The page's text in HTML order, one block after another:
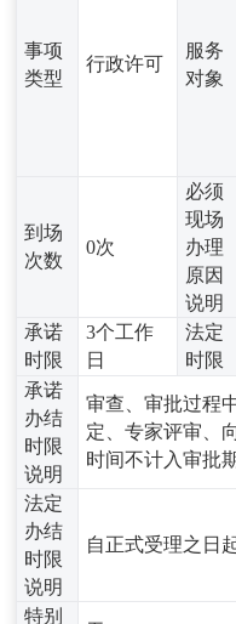
事项
类型
行政许可
服务
对象
到场
次数
0次
必须
现场
办理
原因
说明
承诺
时限
3个工作
日
法定
时限
承诺
办结
时限
说明
审查、审批过程
定、专家评审、
时间不计入审批
法定
办结
时限
说明
自正式受理之日
特别